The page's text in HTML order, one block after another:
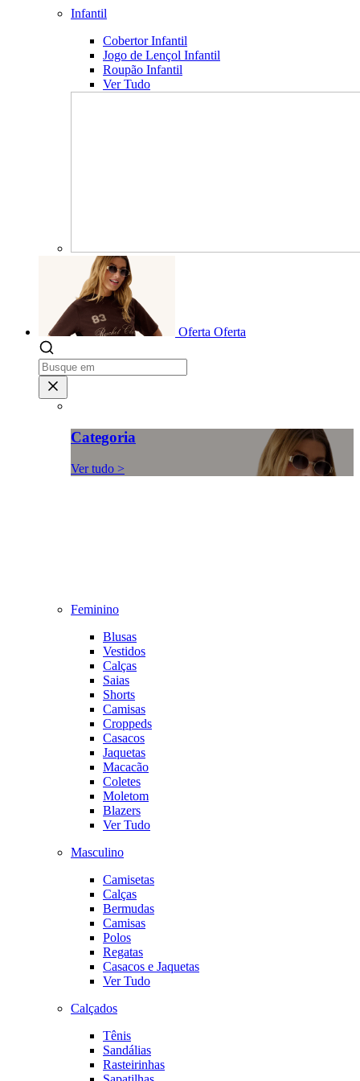
Infantil
Cobertor Infantil
Jogo de Lençol Infantil
Roupão Infantil
Ver Tudo
Oferta Oferta
Categoria
Ver tudo >
Feminino
Blusas
Vestidos
Calças
Saias
Shorts
Camisas
Croppeds
Casacos
Jaquetas
Macacão
Coletes
Moletom
Blazers
Ver Tudo
Masculino
Camisetas
Calças
Bermudas
Camisas
Polos
Regatas
Casacos e Jaquetas
Ver Tudo
Calçados
Tênis
Sandálias
Rasteirinhas